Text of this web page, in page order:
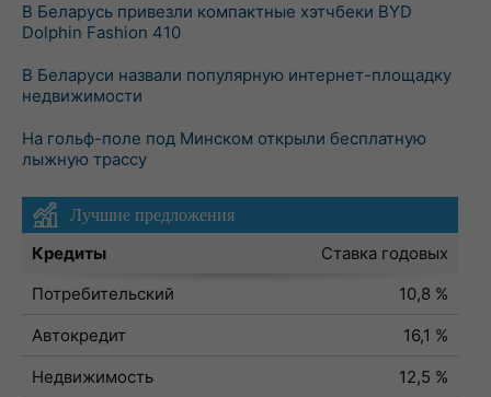
В Беларусь привезли компактные хэтчбеки BYD
Dolphin Fashion 410
В Беларуси назвали популярную интернет-площадку
недвижимости
На гольф-поле под Минском открыли бесплатную
лыжную трассу
Лучшие предложения
Кредиты
Ставка годовых
Потребительский
10,8 %
Автокредит
16,1 %
Недвижимость
12,5 %